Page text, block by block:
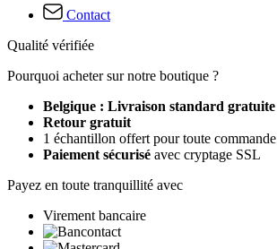
Contact
Qualité vérifiée
Pourquoi acheter sur notre boutique ?
Belgique : Livraison standard gratuite
Retour gratuit
1 échantillon offert pour toute commande
Paiement sécurisé avec cryptage SSL
Payez en toute tranquillité avec
Virement bancaire